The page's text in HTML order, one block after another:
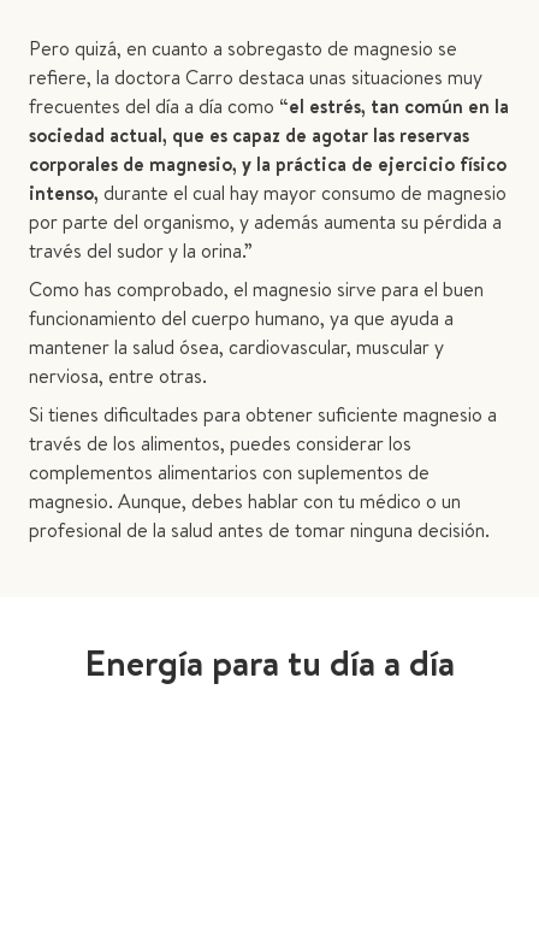
Pero quizá, en cuanto a sobregasto de magnesio se
refiere, la doctora Carro destaca unas situaciones muy
frecuentes del día a día como “el estrés, tan común en la
sociedad actual, que es capaz de agotar las reservas
corporales de magnesio, y la práctica de ejercicio físico
intenso, durante el cual hay mayor consumo de magnesio
por parte del organismo, y además aumenta su pérdida a
través del sudor y la orina.”
Como has comprobado, el magnesio sirve para el buen
funcionamiento del cuerpo humano, ya que ayuda a
mantener la salud ósea, cardiovascular, muscular y
nerviosa, entre otras.
Si tienes dificultades para obtener suficiente magnesio a
través de los alimentos, puedes considerar los
complementos alimentarios con suplementos de
magnesio. Aunque, debes hablar con tu médico o un
profesional de la salud antes de tomar ninguna decisión.
Energía para tu día a día